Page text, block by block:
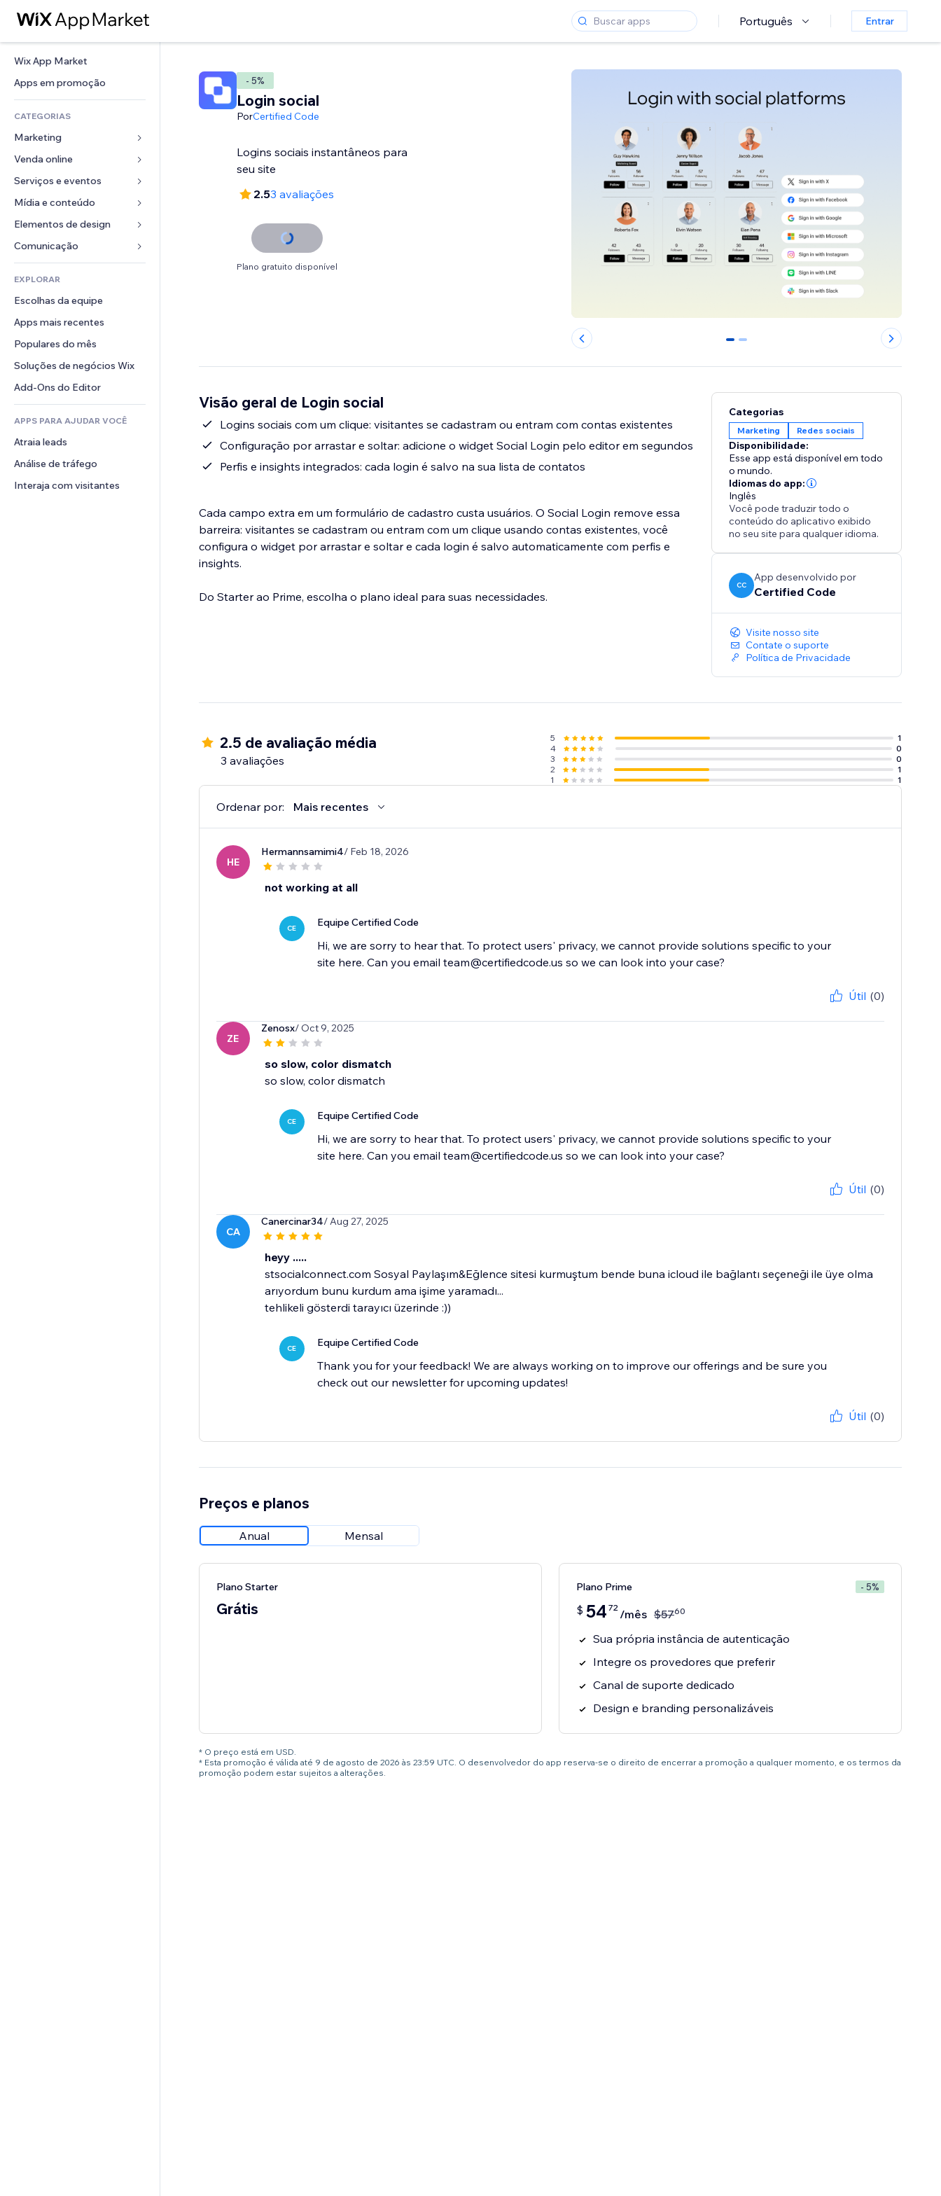
Português Entrar
Wix App Market
Apps em promoção
CATEGORIAS
Marketing
Anúncios
Mobile
Análises
Listas do site
Email
Venda online
Apps para lojas
Frete e entrega
Botões de venda
Contabilidade
Cupons e fidelidade
Soluções de armazenamento
Serviços e eventos
Hotéis
Eventos
Restaurantes
Imobiliária
Meus agendamentos
Mídia e conteúdo
Galeria
Músicas
Podcasts
Fotografia
Vídeo
PDF
Compartilhamento de arquivos
Notícias
Elementos de design
Mapas e navegação
Privacidade e segurança
Relógio
Templates de página
Efeitos de imagem
Botões e menus
Banners e selos
Calculadoras
Busca
Previsão do tempo
Tabelas e gráficos
Formulários
Enquetes
Chat
Comentários
Telefone
Comunidade
Avaliações e depoimentos
CRM
EXPLORAR
Escolhas da equipe
Apps mais recentes
Populares do mês
Soluções de negócios Wix
Add-Ons do Editor
APPS PARA AJUDAR VOCÊ
Atraia leads
Análise de tráfego
Interaja com visitantes
- 5%
Login social
PorCertified Code
Logins sociais instantâneos para
seu site
2.53 avaliações
Plano gratuito disponível
0 1
Visão geral de Login social
Logins sociais com um clique: visitantes se cadastram ou entram com contas existentes
Configuração por arrastar e soltar: adicione o widget Social Login pelo editor em segundos
Perfis e insights integrados: cada login é salvo na sua lista de contatos
Cada campo extra em um formulário de cadastro custa usuários. O Social Login remove essa
barreira: visitantes se cadastram ou entram com um clique usando contas existentes, você
configura o widget por arrastar e soltar e cada login é salvo automaticamente com perfis e
insights.
Do Starter ao Prime, escolha o plano ideal para suas necessidades.
Categorias
Marketing Redes sociais
Disponibilidade:
Esse app está disponível em todo
o mundo.
Idiomas do app:
Inglês
Você pode traduzir todo o
conteúdo do aplicativo exibido
no seu site para qualquer idioma.
CC
App desenvolvido por
Certified Code
Visite nosso site
Contate o suporte
Política de Privacidade
2.5 de avaliação média
3 avaliações
5
1
4
0
3
0
2
1
1
1
Ordenar por: Mais recentes
HE
Hermannsamimi4/ Feb 18, 2026
not working at all
CE Equipe Certified Code
Hi, we are sorry to hear that. To protect users' privacy, we cannot provide solutions specific to your
site here. Can you email team@certifiedcode.us so we can look into your case?
Útil (0)
ZE
Zenosx/ Oct 9, 2025
so slow, color dismatch
so slow, color dismatch
CE Equipe Certified Code
Hi, we are sorry to hear that. To protect users' privacy, we cannot provide solutions specific to your
site here. Can you email team@certifiedcode.us so we can look into your case?
Útil (0)
CA
Canercinar34/ Aug 27, 2025
heyy .....
stsocialconnect.com Sosyal Paylaşım&Eğlence sitesi kurmuştum bende buna icloud ile bağlantı seçeneği ile üye olma
arıyordum bunu kurdum ama işime yaramadı...
tehlikeli gösterdi tarayıcı üzerinde :))
CE Equipe Certified Code
Thank you for your feedback! We are always working on to improve our offerings and be sure you
check out our newsletter for upcoming updates!
Útil (0)
Preços e planos
Anual Mensal
Plano Starter
Grátis
Plano Prime - 5%
$ 54 72 /mês $5760
Sua própria instância de autenticação
Integre os provedores que preferir
Canal de suporte dedicado
Design e branding personalizáveis
* O preço está em USD.
* Esta promoção é válida até 9 de agosto de 2026 às 23:59 UTC. O desenvolvedor do app reserva-se o direito de encerrar a promoção a qualquer momento, e os termos da
promoção podem estar sujeitos a alterações.